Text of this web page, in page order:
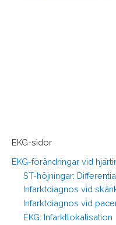
EKG-sidor
EKG-förändringar vid
ST-höjningar:
Infarktdiagnos vid
Infarktdiagnos vid
EKG: Infarktlokalisation